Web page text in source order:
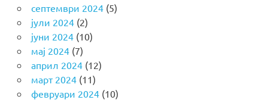
септември 2024(5)
јули 2024(2)
јуни 2024(10)
мај 2024(7)
април 2024(12)
март 2024(11)
февруари 2024(10)